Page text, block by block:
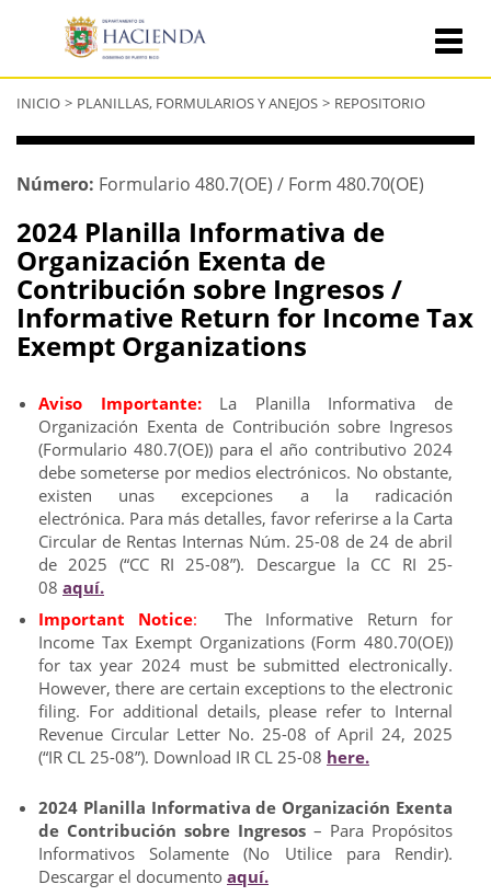
encuentra
usted
INICIO > PLANILLAS, FORMULARIOS Y ANEJOS > REPOSITORIO
Número: Formulario 480.7(OE) / Form 480.70(OE)
2024 Planilla Informativa de
Organización Exenta de
Contribución sobre Ingresos /
Informative Return for Income Tax
Exempt Organizations
Aviso Importante:
La Planilla Informativa de
Organización Exenta de Contribución sobre Ingresos
(Formulario 480.7(OE)) para el año contributivo 2024
debe someterse por medios electrónicos. No obstante,
existen unas excepciones a la radicación
electrónica. Para más detalles, favor referirse a la Carta
Circular de Rentas Internas Núm. 25-08 de 24 de abril
de 2025 (“CC RI 25-08”). Descargue la CC RI 25-
08 aquí.
Important Notice: The Informative Return for
Income Tax Exempt Organizations (Form 480.70(OE))
for tax year 2024 must be submitted electronically.
However, there are certain exceptions to the electronic
filing. For additional details, please refer to Internal
Revenue Circular Letter No. 25-08 of April 24, 2025
(“IR CL 25-08”). Download IR CL 25-08 here.
2024 Planilla Informativa de Organización Exenta
de Contribución sobre Ingresos – Para Propósitos
Informativos Solamente (No Utilice para Rendir).
Descargar el documento aquí­­.